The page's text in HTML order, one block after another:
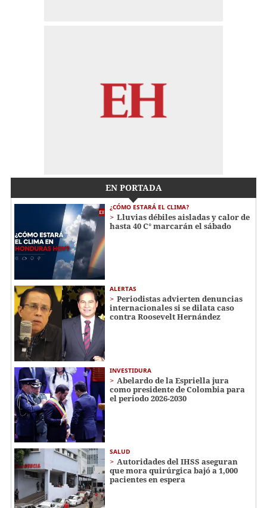
EN PORTADA
¿CÓMO ESTARÁ EL CLIMA?
Lluvias débiles aisladas y calor de
hasta 40 C° marcarán el sábado
ALERTAS
Periodistas advierten denuncias
internacionales si se dilata caso
contra Roosevelt Hernández
INVESTIDURA
Abelardo de la Espriella jura
como presidente de Colombia para
el periodo 2026-2030
SALUD
Autoridades del IHSS aseguran
que mora quirúrgica bajó a 1,000
pacientes en espera